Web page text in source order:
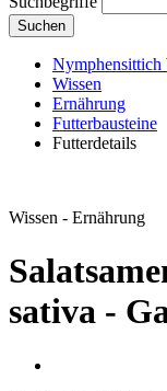
Suchen
Nymphensittich
Wissen
Ernährung
Futterbausteine
Futterdetails
Wissen - Ernährung
sativa -